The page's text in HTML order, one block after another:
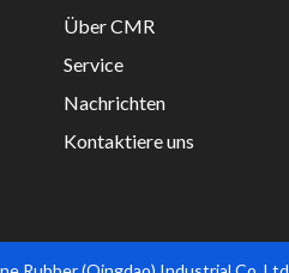
Über CMR
Service
Nachrichten
Kontaktiere uns